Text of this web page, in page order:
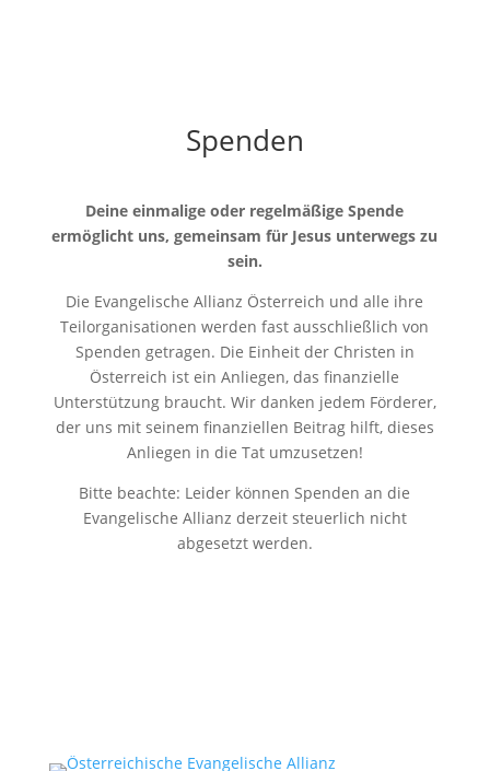
Spenden
Deine einmalige oder regelmäßige Spende
ermöglicht uns, gemeinsam für Jesus unterwegs zu
sein.
Die Evangelische Allianz Österreich und alle ihre
Teilorganisationen werden fast ausschließlich von
Spenden getragen. Die Einheit der Christen in
Österreich ist ein Anliegen, das finanzielle
Unterstützung braucht. Wir danken jedem Förderer,
der uns mit seinem finanziellen Beitrag hilft, dieses
Anliegen in die Tat umzusetzen!
Bitte beachte: Leider können Spenden an die
Evangelische Allianz derzeit steuerlich nicht
abgesetzt werden.